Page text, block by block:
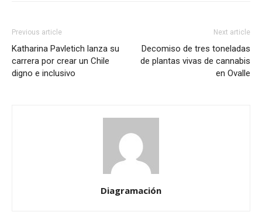
Previous article
Katharina Pavletich lanza su
carrera por crear un Chile
digno e inclusivo
Next article
Decomiso de tres toneladas
de plantas vivas de cannabis
en Ovalle
Diagramación